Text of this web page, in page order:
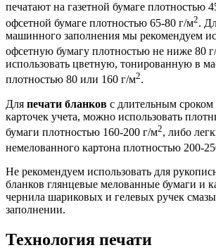
печатают на газетной бумаге плотностью
офсетной бумаге плотностью 65-80 г/м2.
машинного заполнения мы рекомендуем
офсетную бумагу плотностью не ниже 80
использовать цветную, тонированную в
плотностью 80 или 160 г/м2.
Для печати бланков с длительным
карточек учета, можно использовать
бумаги плотностью 160-200 г/м2, либо
немелованного картона плотностью 200-
Не рекомендуем использовать для
бланков глянцевые мелованные бумаги и
чернила шариковых и гелевых ручек
заполнении.
Технология печати